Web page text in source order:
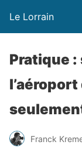
Le Lorrain
Pratique :
Franck